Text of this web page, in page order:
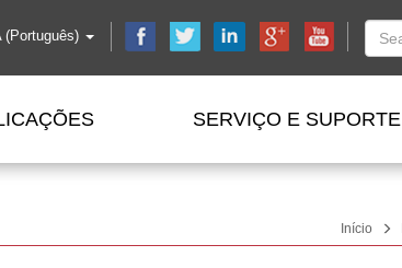
(Português)
SERVIÇO E SUPORTE
Início